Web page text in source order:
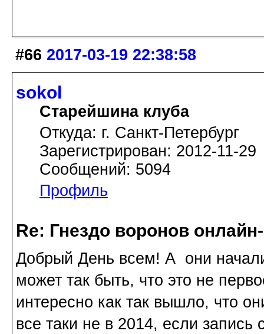
#66 2017-03-19 22:38:58
sokol
Старейшина клуба
Откуда: г. Санкт-Петербург
Зарегистрирован: 2012-11-29
Сообщений: 5094
Профиль
Re: Гнездо воронов
Добрый День всем! А они начали
может так быть, что это не
интересно как так вышло, что
все таки не в 2014, если запись